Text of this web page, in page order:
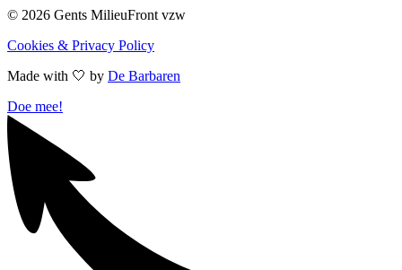
© 2026 Gents MilieuFront vzw
Cookies & Privacy Policy
Made with 🤍︎ by De Barbaren
Doe mee!